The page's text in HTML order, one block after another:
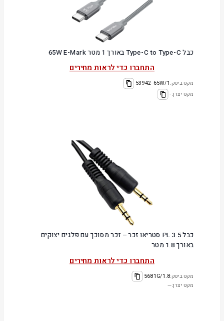
כבל Type-C to Type-C באורך 1 מטר 65W E-Mark
התחברו כדי לראות מחירים
מקט ביטק:53942-65W/1
מקט יצרן:-
כבל PL 3.5 סטריאו זכר – זכר מסוכך עם פלגים יצוקים
באורך 1.8 מטר
התחברו כדי לראות מחירים
מקט ביטק:5681G/1.8
מקט יצרן:—